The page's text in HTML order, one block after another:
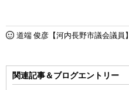
道端 俊彦【河内長野市議会議員】
関連記事＆ブログエントリー